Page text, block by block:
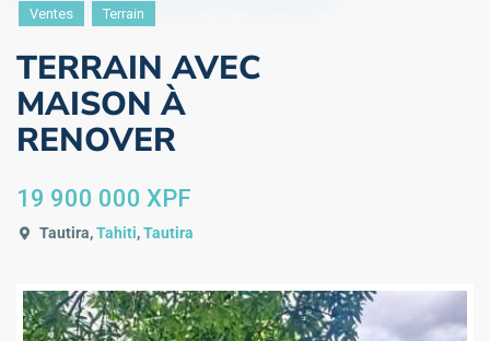
Ventes Terrain
TERRAIN AVEC
MAISON À
RENOVER
19 900 000 XPF
Tautira,Tahiti,Tautira